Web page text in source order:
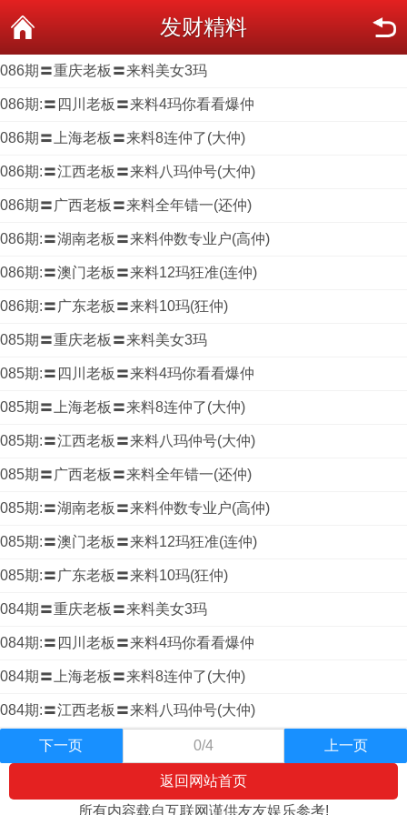
发财精料
086期〓重庆老板〓来料美女3玛
086期:〓四川老板〓来料4玛你看看爆仲
086期〓上海老板〓来料8连仲了(大仲)
086期:〓江西老板〓来料八玛仲号(大仲)
086期〓广西老板〓来料全年错一(还仲)
086期:〓湖南老板〓来料仲数专业户(高仲)
086期:〓澳门老板〓来料12玛狂准(连仲)
086期:〓广东老板〓来料10玛(狂仲)
085期〓重庆老板〓来料美女3玛
085期:〓四川老板〓来料4玛你看看爆仲
085期〓上海老板〓来料8连仲了(大仲)
085期:〓江西老板〓来料八玛仲号(大仲)
085期〓广西老板〓来料全年错一(还仲)
085期:〓湖南老板〓来料仲数专业户(高仲)
085期:〓澳门老板〓来料12玛狂准(连仲)
085期:〓广东老板〓来料10玛(狂仲)
084期〓重庆老板〓来料美女3玛
084期:〓四川老板〓来料4玛你看看爆仲
084期〓上海老板〓来料8连仲了(大仲)
084期:〓江西老板〓来料八玛仲号(大仲)
下一页 0/4 上一页
返回网站首页
所有内容载自互联网谨供友友娱乐参考!